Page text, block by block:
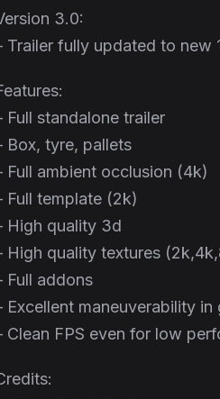
3.0:
Trailer fully updated to new
Full standalone trailer
Box, tyre, pallets
Full ambient occlusion (4k)
Full template (2k)
High quality 3d
High quality textures
Full addons
Excellent maneuverability in
Clean FPS even for low